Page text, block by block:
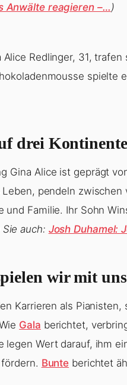
Anwälte reagieren –… )
Redlinger, 31,
spielte
drei
Gina Alice ist geprägt
pendeln
und Familie. Ihr Sohn
auch: Josh Duhamel:
wir mit
Karrieren als
Gala berichtet,
legen Wert darauf, ihm
Bunte berichtet